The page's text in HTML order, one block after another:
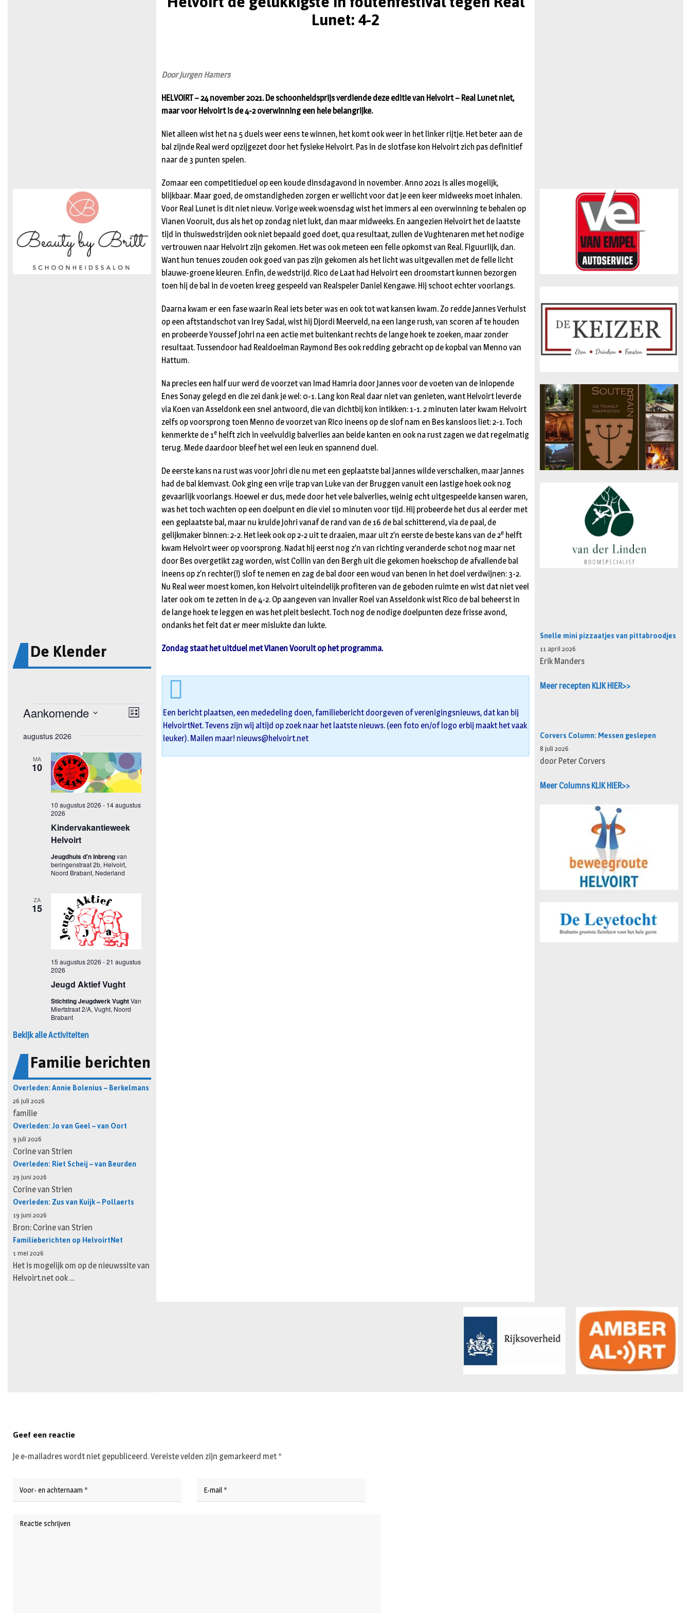
De Klender
Bekijk alle Activiteiten
Familie berichten
Overleden: Annie Bolenius – Berkelmans
26 juli 2026
familie
Overleden: Jo van Geel – van Oort
9 juli 2026
Corine van Strien
Overleden: Riet Scheij – van Beurden
29 juni 2026
Corine van Strien
Overleden: Zus van Kuijk – Pollaerts
19 juni 2026
Bron: Corine van Strien
Familieberichten op HelvoirtNet
1 mei 2026
Het is mogelijk om op de nieuwssite van
Helvoirt.net ook …
Lunet: 4-2
Door Jurgen Hamers
HELVOIRT – 24 november 2021. De schoonheidsprijs verdiende deze editie van Helvoirt – Real Lunet niet,
maar voor Helvoirt is de 4-2 overwinning een hele belangrijke.
Niet alleen wist het na 5 duels weer eens te winnen, het komt ook weer in het linker rijtje. Het beter aan de
bal zijnde Real werd opzijgezet door het fysieke Helvoirt. Pas in de slotfase kon Helvoirt zich pas definitief
naar de 3 punten spelen.
Zomaar een competitieduel op een koude dinsdagavond in november. Anno 2021 is alles mogelijk,
blijkbaar. Maar goed, de omstandigheden zorgen er wellicht voor dat je een keer midweeks moet inhalen.
Voor Real Lunet is dit niet nieuw. Vorige week woensdag wist het immers al een overwinning te behalen op
Vianen Vooruit, dus als het op zondag niet lukt, dan maar midweeks. En aangezien Helvoirt het de laatste
tijd in thuiswedstrijden ook niet bepaald goed doet, qua resultaat, zullen de Vughtenaren met het nodige
vertrouwen naar Helvoirt zijn gekomen. Het was ook meteen een felle opkomst van Real. Figuurlijk, dan.
Want hun tenues zouden ook goed van pas zijn gekomen als het licht was uitgevallen met de felle licht
blauwe-groene kleuren. Enfin, de wedstrijd. Rico de Laat had Helvoirt een droomstart kunnen bezorgen
toen hij de bal in de voeten kreeg gespeeld van Realspeler Daniel Kengawe. Hij schoot echter voorlangs.
Daarna kwam er een fase waarin Real iets beter was en ook tot wat kansen kwam. Zo redde Jannes Verhulst
op een aftstandschot van Irey Sadal, wist hij Djordi Meerveld, na een lange rush, van scoren af te houden
en probeerde Youssef Johri na een actie met buitenkant rechts de lange hoek te zoeken, maar zonder
resultaat. Tussendoor had Realdoelman Raymond Bes ook redding gebracht op de kopbal van Menno van
Hattum.
Na precies een half uur werd de voorzet van Imad Hamria door Jannes voor de voeten van de inlopende
Enes Sonay gelegd en die zei dank je wel: 0-1. Lang kon Real daar niet van genieten, want Helvoirt leverde
via Koen van Asseldonk een snel antwoord, die van dichtbij kon intikken: 1-1. 2 minuten later kwam Helvoirt
zelfs op voorsprong toen Menno de voorzet van Rico ineens op de slof nam en Bes kansloos liet: 2-1. Toch
kenmerkte de 1e helft zich in veelvuldig balverlies aan beide kanten en ook na rust zagen we dat regelmatig
terug. Mede daardoor bleef het wel een leuk en spannend duel.
De eerste kans na rust was voor Johri die nu met een geplaatste bal Jannes wilde verschalken, maar Jannes
had de bal klemvast. Ook ging een vrije trap van Luke van der Bruggen vanuit een lastige hoek ook nog
gevaarlijk voorlangs. Hoewel er dus, mede door het vele balverlies, weinig echt uitgespeelde kansen waren,
was het toch wachten op een doelpunt en die viel 10 minuten voor tijd. Hij probeerde het dus al eerder met
een geplaatste bal, maar nu krulde Johri vanaf de rand van de 16 de bal schitterend, via de paal, de
gelijkmaker binnen: 2-2. Het leek ook op 2-2 uit te draaien, maar uit z’n eerste de beste kans van de 2e helft
kwam Helvoirt weer op voorsprong. Nadat hij eerst nog z’n van richting veranderde schot nog maar net
door Bes overgetikt zag worden, wist Collin van den Bergh uit die gekomen hoekschop de afvallende bal
ineens op z’n rechter(!) slof te nemen en zag de bal door een woud van benen in het doel verdwijnen: 3-2.
Nu Real weer moest komen, kon Helvoirt uiteindelijk profiteren van de geboden ruimte en wist dat niet veel
later ook om te zetten in de 4-2. Op aangeven van invaller Roel van Asseldonk wist Rico de bal beheerst in
de lange hoek te leggen en was het pleit beslecht. Toch nog de nodige doelpunten deze frisse avond,
ondanks het feit dat er meer mislukte dan lukte.
Zondag staat het uitduel met Vianen Vooruit op het programma.
Een bericht plaatsen, een mededeling doen, familiebericht doorgeven of verenigingsnieuws, dat kan bij
HelvoirtNet. Tevens zijn wij altijd op zoek naar het laatste nieuws. (een foto en/of logo erbij maakt het vaak
leuker). Mailen maar! nieuws@helvoirt.net
Snelle mini pizzaatjes van pittabroodjes
11 april 2026
Erik Manders
Meer recepten KLIK HIER>>
Corvers Column: Messen geslepen
8 juli 2026
door Peter Corvers
Meer Columns KLIK HIER>>
Geef een reactie
Je e-mailadres wordt niet gepubliceerd.Vereiste velden zijn gemarkeerd met *